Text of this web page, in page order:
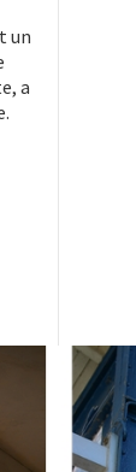
un
a